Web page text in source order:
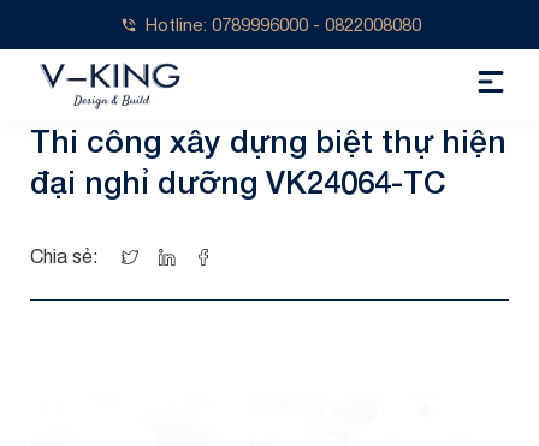
Hotline: 0789996000 - 0822008080
Thi công xây dựng biệt thự hiện
đại nghỉ dưỡng VK24064-TC
Chia sẻ: